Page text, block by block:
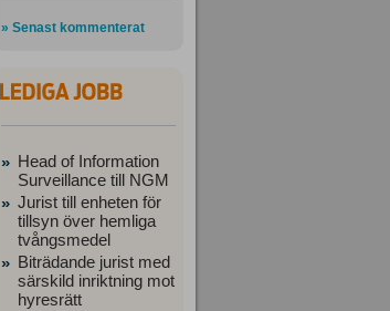
» Senast kommenterat
» Head of Information
Surveillance till NGM
» Jurist till enheten för
tillsyn över hemliga
tvångsmedel
» Biträdande jurist med
särskild inriktning mot
hyresrätt